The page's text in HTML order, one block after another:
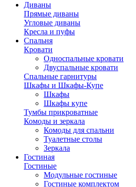
Диваны
Прямые диваны
Угловые диваны
Кресла и пуфы
Спальня
Кровати
Односпальные кровати
Двуспальные кровати
Спальные гарнитуры
Шкафы и Шкафы-Купе
Шкафы
Шкафы купе
Тумбы прикроватные
Комоды и зеркала
Комоды для спальни
Туалетные столы
Зеркала
Гостиная
Гостиные
Модульные гостиные
Гостиные комплектом